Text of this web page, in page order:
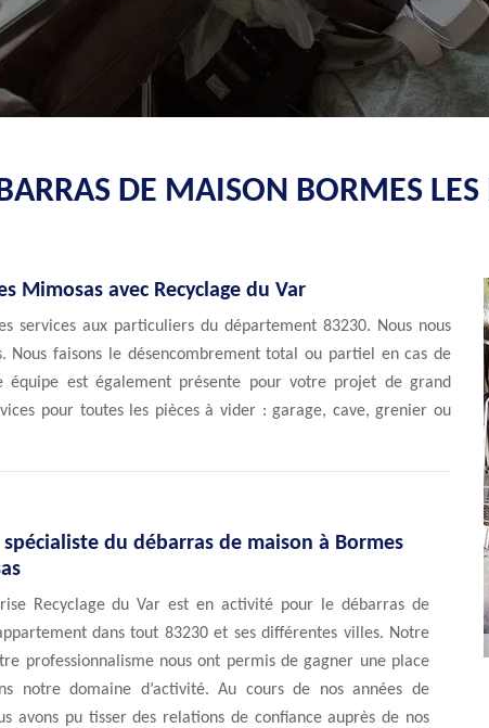
DE MAISON BORMES
Mimosas avec Recyclage du Var
services aux particuliers du département 83230. Nous nous
Nous faisons le désencombrement total ou partiel en cas de
équipe est également présente pour votre projet de grand
pour toutes les pièces à vider : garage, cave, grenier ou
spécialiste du débarras de maison à Bormes
Recyclage du Var est en activité pour le débarras de
dans tout 83230 et ses différentes villes. Notre
professionnalisme nous ont permis de gagner une place
notre domaine d’activité. Au cours de nos années de
avons pu tisser des relations de confiance auprès de nos